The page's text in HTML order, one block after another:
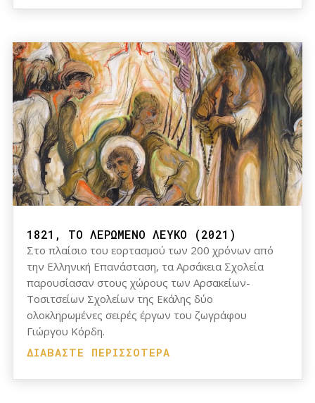
1821, ΤΟ ΛΕΡΩΜΕΝΟ ΛΕΥΚΟ (2021)
Στο πλαίσιο του εορτασμού των 200 χρόνων από
την Ελληνική Επανάσταση, τα Αρσάκεια Σχολεία
παρουσίασαν στους χώρους των Αρσακείων-
Τοσιτσείων Σχολείων της Εκάλης δύο
ολοκληρωμένες σειρές έργων του ζωγράφου
Γιώργου Κόρδη.
ΔΙΑΒΆΣΤΕ ΠΕΡΙΣΣΌΤΕΡΑ